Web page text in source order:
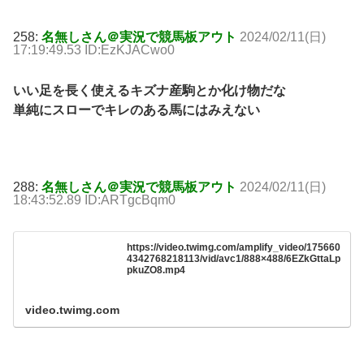
258: 名無しさん＠実況で競馬板アウト 2024/02/11(日)
17:19:49.53 ID:EzKJACwo0
いい足を長く使えるキズナ産駒とか化け物だな
単純にスローでキレのある馬にはみえない
288: 名無しさん＠実況で競馬板アウト 2024/02/11(日)
18:43:52.89 ID:ARTgcBqm0
https://video.twimg.com/amplify_video/175660
4342768218113/vid/avc1/888×488/6EZkGttaLp
pkuZO8.mp4
video.twimg.com